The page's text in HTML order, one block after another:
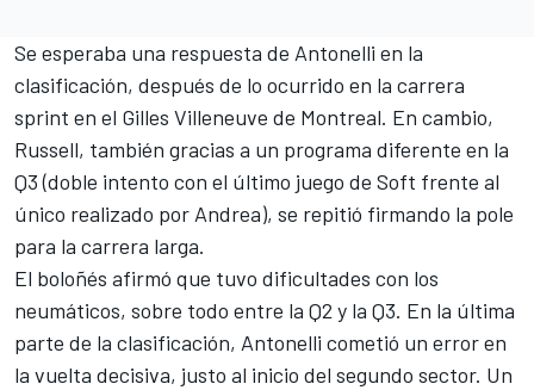
Se esperaba una respuesta de Antonelli en la
clasificación, después de lo ocurrido en la carrera
sprint en el Gilles Villeneuve de Montreal. En cambio,
Russell, también gracias a un programa diferente en la
Q3 (doble intento con el último juego de Soft frente al
único realizado por Andrea), se repitió firmando la pole
para la carrera larga.
El boloñés afirmó que tuvo dificultades con los
neumáticos, sobre todo entre la Q2 y la Q3. En la última
parte de la clasificación, Antonelli cometió un error en
la vuelta decisiva, justo al inicio del segundo sector. Un